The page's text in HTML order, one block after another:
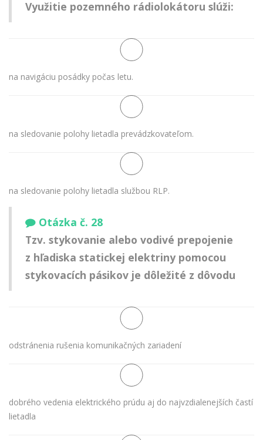
Využitie pozemného rádiolokátoru slúži:
na navigáciu posádky počas letu.
na sledovanie polohy lietadla prevádzkovateľom.
na sledovanie polohy lietadla službou RLP.
Otázka č. 28
Tzv. stykovanie alebo vodivé prepojenie
z hľadiska statickej elektriny pomocou
stykovacích pásikov je dôležité z dôvodu
odstránenia rušenia komunikačných zariadení
dobrého vedenia elektrického prúdu aj do najvzdialenejších častí
lietadla